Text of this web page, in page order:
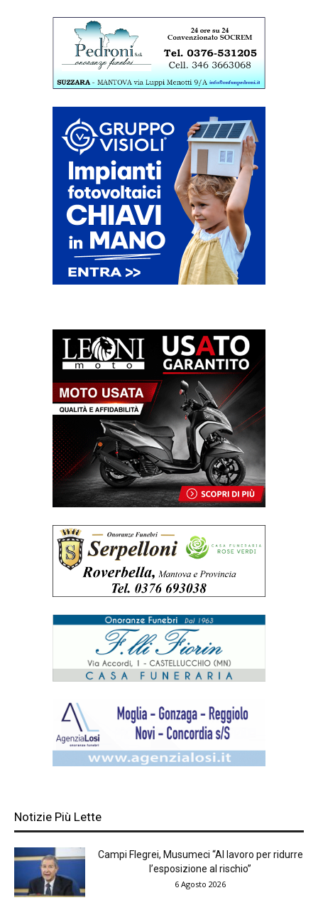
Notizie Più Lette
Campi Flegrei, Musumeci “Al lavoro per ridurre
l’esposizione al rischio”
6 Agosto 2026